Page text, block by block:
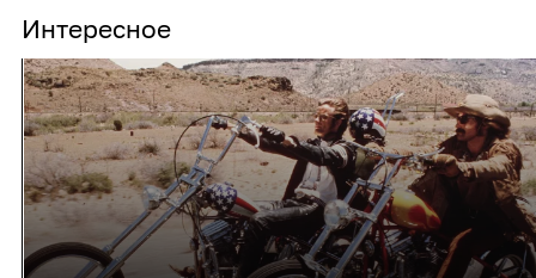
Интересное